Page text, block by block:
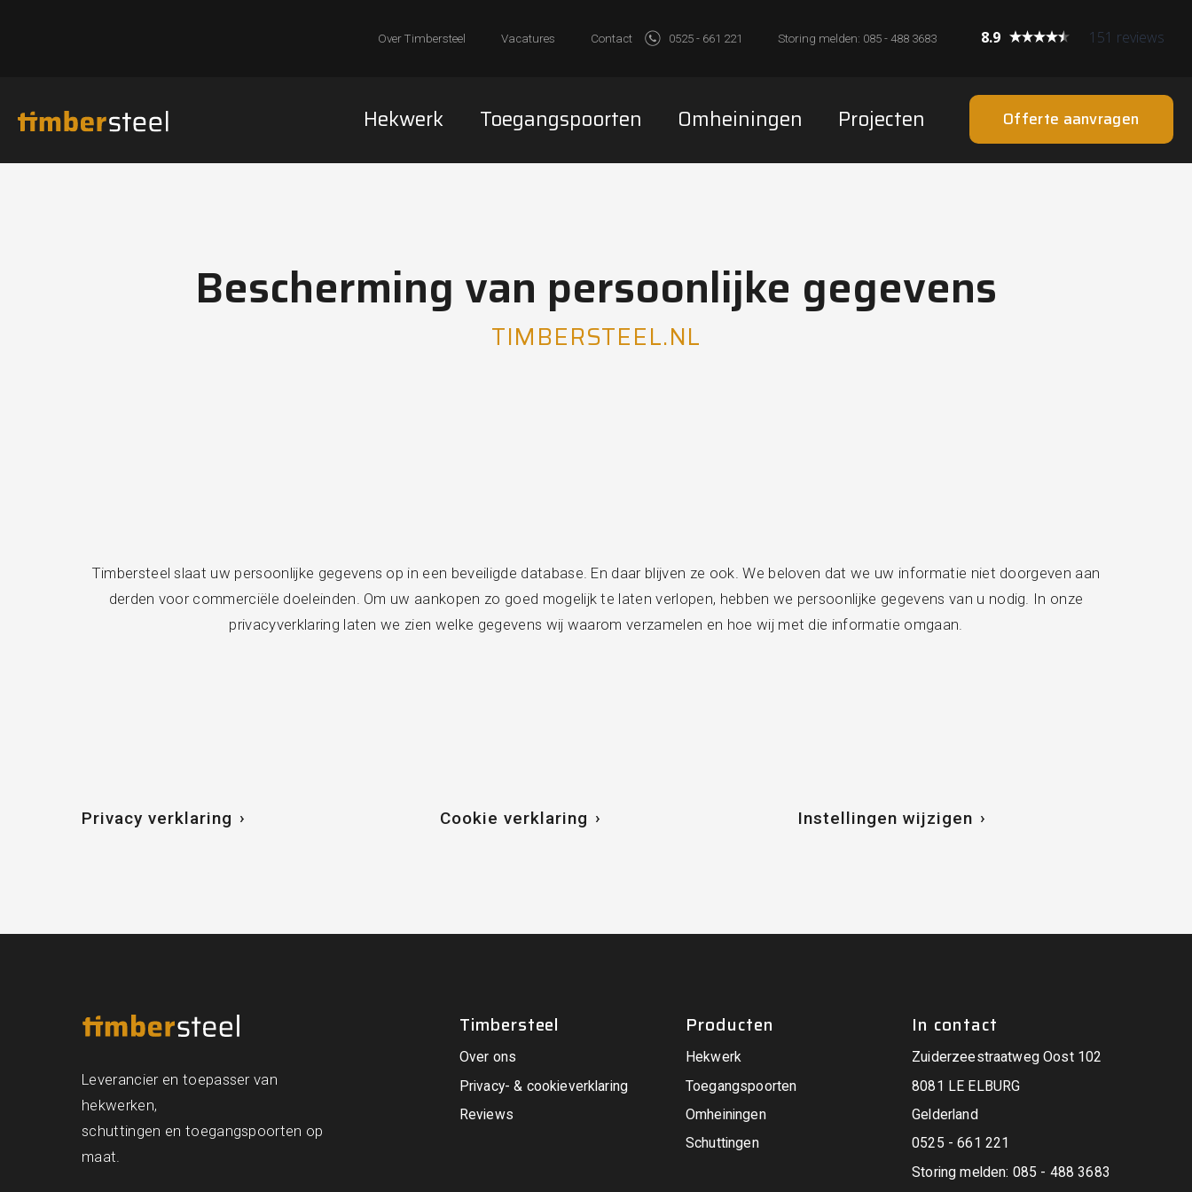
Over Timbersteel Vacatures Contact 0525 - 661 221 Storing melden: 085 - 488 3683 8.9 151 reviews
Hekwerk Toegangspoorten Omheiningen Projecten Offerte aanvragen
Bescherming van persoonlijke gegevens
TIMBERSTEEL.NL
Timbersteel slaat uw persoonlijke gegevens op in een beveiligde database. En daar blijven ze ook. We beloven dat we uw informatie niet doorgeven aan
derden voor commerciële doeleinden. Om uw aankopen zo goed mogelijk te laten verlopen, hebben we persoonlijke gegevens van u nodig. In onze
privacyverklaring laten we zien welke gegevens wij waarom verzamelen en hoe wij met die informatie omgaan.
Privacy verklaring Cookie verklaring Instellingen wijzigen
Leverancier en toepasser van
hekwerken,
schuttingen en toegangspoorten op
maat.
Timbersteel
Over ons
Privacy- & cookieverklaring
Reviews
Producten
Hekwerk
Toegangspoorten
Omheiningen
Schuttingen
In contact
Zuiderzeestraatweg Oost 102
8081 LE ELBURG
Gelderland
0525 - 661 221
Storing melden: 085 - 488 3683